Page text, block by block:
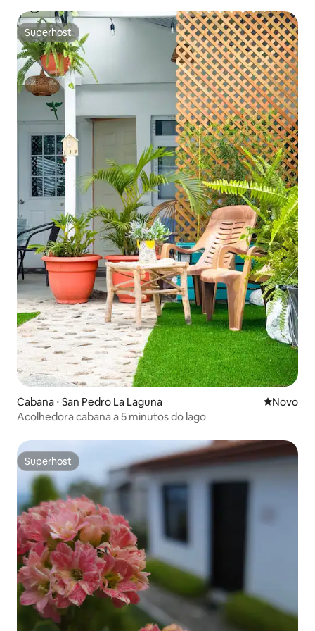
Superhost
Superhost
Cabana ⋅ San Pedro La Laguna Novo
Novo
Acolhedora cabana a 5 minutos do lago
Superhost
Superhost